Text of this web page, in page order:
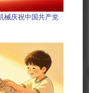
械庆祝中国共产党